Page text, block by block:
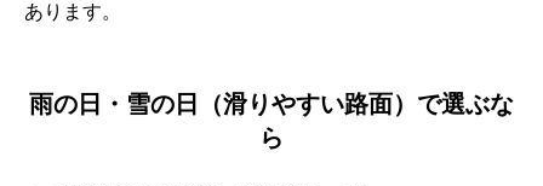
あります。
雨の日・雪の日（滑りやすい路面）で選ぶな
ら